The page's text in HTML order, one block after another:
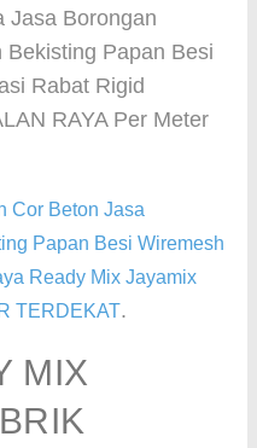
Jasa Borongan
Papan Besi
Rabat Rigid
RAYA Per Meter
Cor Beton Jasa
Papan Besi Wiremesh
Ready Mix Jayamix
TERDEKAT.
MIX